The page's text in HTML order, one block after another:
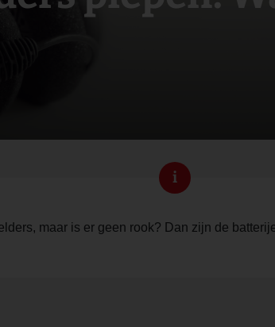
i
maar is er geen rook? Dan zijn de